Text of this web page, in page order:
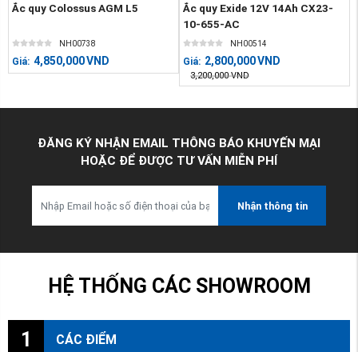
Ắc quy Colossus AGM L5
NH00738
Giá: 4,850,000VND
Ắc quy Exide 12V 14Ah CX23-
10-655-AC
NH00514
Giá: 2,800,000VND
3,200,000 VND
ĐĂNG KÝ NHẬN EMAIL THÔNG BÁO KHUYẾN MẠI
HOẶC ĐỂ ĐƯỢC TƯ VẤN MIỄN PHÍ
Nhận thông tin
HỆ THỐNG CÁC SHOWROOM
1 CÁC ĐIỂM